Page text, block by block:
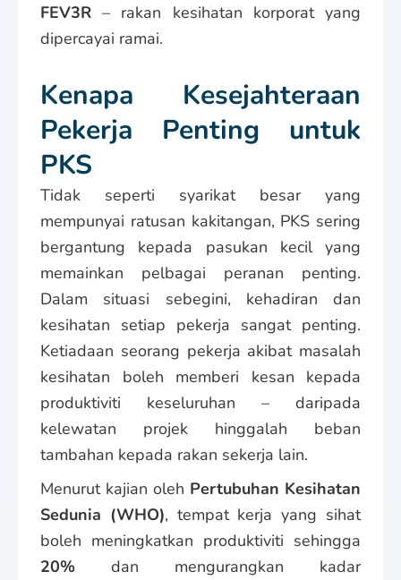
FEV3R – rakan kesihatan korporat yang
dipercayai ramai.
Kenapa Kesejahteraan
Pekerja Penting untuk
PKS
Tidak seperti syarikat besar yang
mempunyai ratusan kakitangan, PKS sering
bergantung kepada pasukan kecil yang
memainkan pelbagai peranan penting.
Dalam situasi sebegini, kehadiran dan
kesihatan setiap pekerja sangat penting.
Ketiadaan seorang pekerja akibat masalah
kesihatan boleh memberi kesan kepada
produktiviti keseluruhan – daripada
kelewatan projek hinggalah beban
tambahan kepada rakan sekerja lain.
Menurut kajian oleh Pertubuhan Kesihatan
Sedunia (WHO), tempat kerja yang sihat
boleh meningkatkan produktiviti sehingga
20% dan mengurangkan kadar